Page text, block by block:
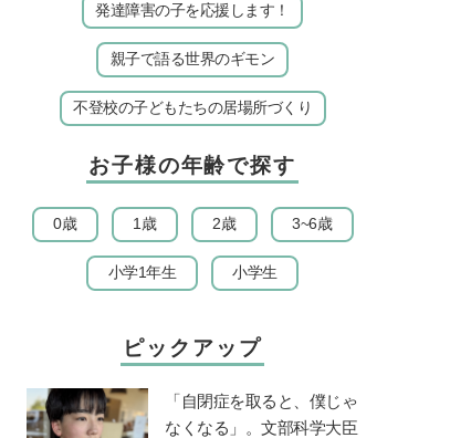
発達障害の子を応援します！
親子で語る世界のギモン
不登校の子どもたちの居場所づくり
お子様の年齢で探す
0歳 1歳 2歳 3~6歳
小学1年生 小学生
ピックアップ
「自閉症を取ると、僕じゃ
なくなる」。文部科学大臣